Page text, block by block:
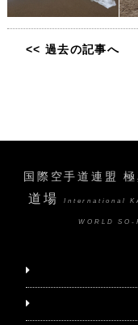
<< 過去の記事へ
国際空手道連盟
道場
International
WORLD